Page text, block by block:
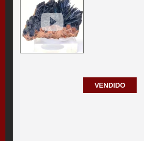
VENDIDO